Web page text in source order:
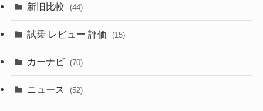
(253)
(50)
(43)
(58)
(28)
(3) (5)
(7)
新旧比較 (44)
試乗 レビュー 評価 (15)
カーナビ (70)
ニュース (52)